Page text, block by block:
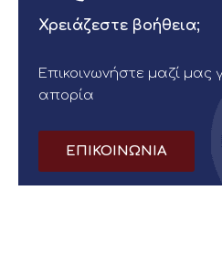
Χρειάζεστε βοήθεια;
Επικοινωνήστε μαζί μας
απορία
ΕΠΙΚΟΙΝΩΝΙΑ